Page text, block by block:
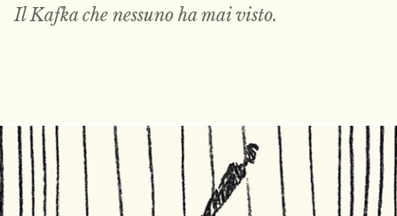
Il Kafka che nessuno ha maivisto.